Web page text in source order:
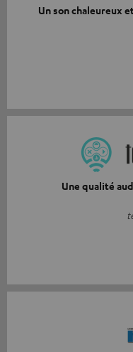
Un son chaleureux
Une qualité